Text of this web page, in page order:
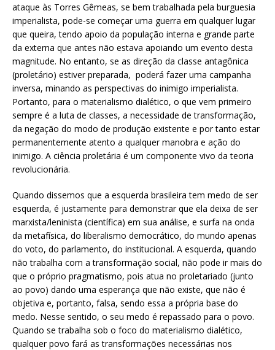
ataque às Torres Gêmeas, se bem trabalhada pela burguesia
imperialista, pode-se começar uma guerra em qualquer lugar
que queira, tendo apoio da população interna e grande parte
da externa que antes não estava apoiando um evento desta
magnitude. No entanto, se as direção da classe antagônica
(proletário) estiver preparada, poderá fazer uma campanha
inversa, minando as perspectivas do inimigo imperialista.
Portanto, para o materialismo dialético, o que vem primeiro
sempre é a luta de classes, a necessidade de transformação,
da negação do modo de produção existente e por tanto estar
permanentemente atento a qualquer manobra e ação do
inimigo. A ciência proletária é um componente vivo da teoria
revolucionária.
Quando dissemos que a esquerda brasileira tem medo de ser
esquerda, é justamente para demonstrar que ela deixa de ser
marxista/leninista (científica) em sua análise, e surfa na onda
da metafísica, do liberalismo democrático, do mundo apenas
do voto, do parlamento, do institucional. A esquerda, quando
não trabalha com a transformação social, não pode ir mais do
que o próprio pragmatismo, pois atua no proletariado (junto
ao povo) dando uma esperança que não existe, que não é
objetiva e, portanto, falsa, sendo essa a própria base do
medo. Nesse sentido, o seu medo é repassado para o povo.
Quando se trabalha sob o foco do materialismo dialético,
qualquer povo fará as transformações necessárias nos